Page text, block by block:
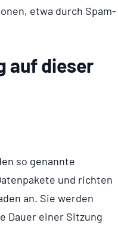
etwa durch Spam-
auf dieser
so genannte
und richten
an. Sie werden
Dauer einer Sitzung